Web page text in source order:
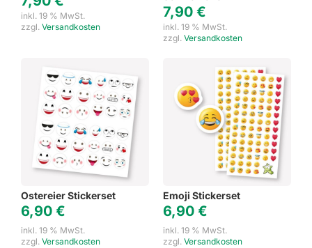
inkl. 19 % MwSt.
zzgl. Versandkosten
7,90 €
inkl. 19 % MwSt.
zzgl. Versandkosten
Ostereier Stickerset
6,90 €
inkl. 19 % MwSt.
zzgl. Versandkosten
Emoji Stickerset
6,90 €
inkl. 19 % MwSt.
zzgl. Versandkosten